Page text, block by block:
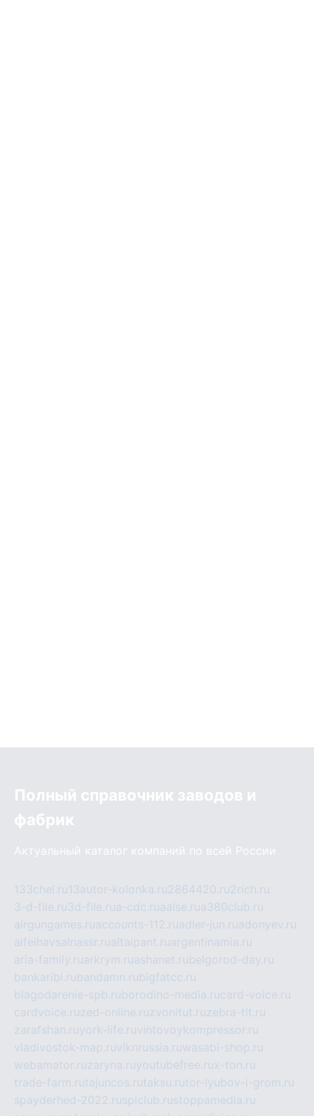
Полный справочник заводов и
фабрик
Актуальный каталог компаний по всей России
133chel.ru13autor-kolonka.ru2864420.ru2rich.ru
3-d-file.ru3d-file.rua-cdc.ruaalse.rua380club.ru
airgungames.ruaccounts-112.ruadler-jun.ruadonyev.ru
alfeihavsalnassr.rualtaipant.ruargentinamia.ru
aria-family.ruarkrym.ruashanet.rubelgorod-day.ru
bankaribi.rubandamn.rubigfatcc.ru
blagodarenie-spb.ruborodino-media.rucard-voice.ru
cardvoice.ruzed-online.ruzvonitut.ruzebra-tlt.ru
zarafshan.ruyork-life.ruvintovoykompressor.ru
vladivostok-map.ruvlknrussia.ruwasabi-shop.ru
webamator.ruzaryna.ruyoutubefree.rux-ton.ru
trade-farm.rutajuncos.rutaksu.rutor-lyubov-i-grom.ru
spayderhed-2022.rusplclub.rustoppamedia.ru